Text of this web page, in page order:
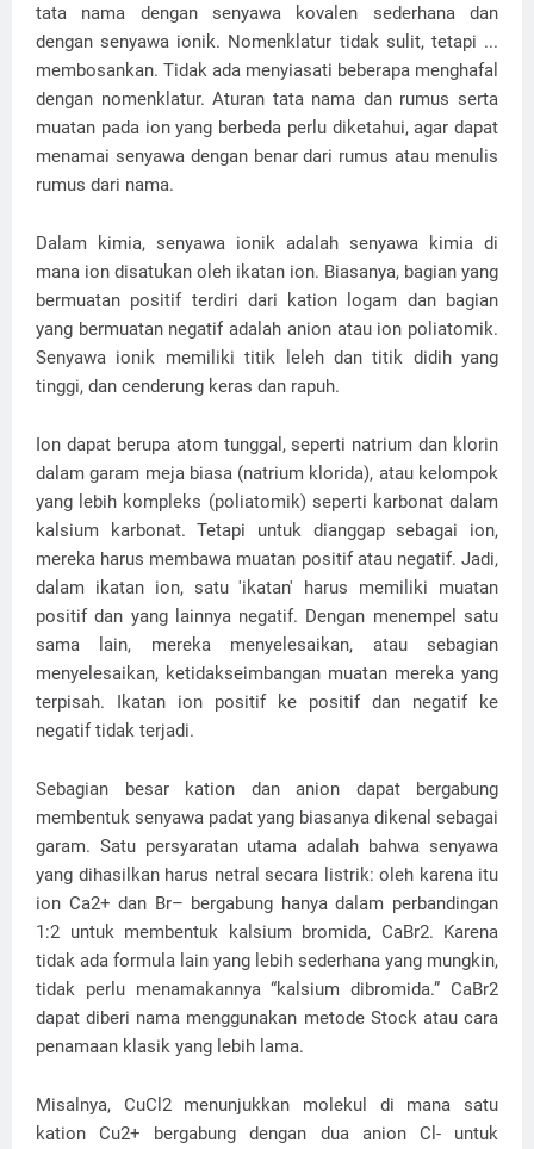
tata nama dengan senyawa kovalen sederhana dan
dengan senyawa ionik. Nomenklatur tidak sulit, tetapi ...
membosankan. Tidak ada menyiasati beberapa menghafal
dengan nomenklatur. Aturan tata nama dan rumus serta
muatan pada ion yang berbeda perlu diketahui, agar dapat
menamai senyawa dengan benar dari rumus atau menulis
rumus dari nama.
Dalam kimia, senyawa ionik adalah senyawa kimia di
mana ion disatukan oleh ikatan ion. Biasanya, bagian yang
bermuatan positif terdiri dari kation logam dan bagian
yang bermuatan negatif adalah anion atau ion poliatomik.
Senyawa ionik memiliki titik leleh dan titik didih yang
tinggi, dan cenderung keras dan rapuh.
Ion dapat berupa atom tunggal, seperti natrium dan klorin
dalam garam meja biasa (natrium klorida), atau kelompok
yang lebih kompleks (poliatomik) seperti karbonat dalam
kalsium karbonat. Tetapi untuk dianggap sebagai ion,
mereka harus membawa muatan positif atau negatif. Jadi,
dalam ikatan ion, satu 'ikatan' harus memiliki muatan
positif dan yang lainnya negatif. Dengan menempel satu
sama lain, mereka menyelesaikan, atau sebagian
menyelesaikan, ketidakseimbangan muatan mereka yang
terpisah. Ikatan ion positif ke positif dan negatif ke
negatif tidak terjadi.
Sebagian besar kation dan anion dapat bergabung
membentuk senyawa padat yang biasanya dikenal sebagai
garam. Satu persyaratan utama adalah bahwa senyawa
yang dihasilkan harus netral secara listrik: oleh karena itu
ion Ca2+ dan Br– bergabung hanya dalam perbandingan
1:2 untuk membentuk kalsium bromida, CaBr2. Karena
tidak ada formula lain yang lebih sederhana yang mungkin,
tidak perlu menamakannya “kalsium dibromida.” CaBr2
dapat diberi nama menggunakan metode Stock atau cara
penamaan klasik yang lebih lama.
Misalnya, CuCl2 menunjukkan molekul di mana satu
kation Cu2+ bergabung dengan dua anion Cl- untuk